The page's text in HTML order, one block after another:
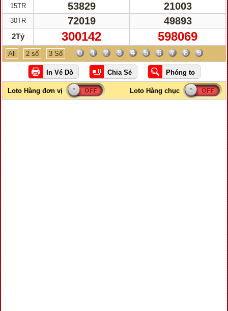
15TR
30TR
2Tỷ
53829
72019
300142
21003
49893
598069
All 2 số 3 Số 0 1 2 3 4 5 6 7 8 9